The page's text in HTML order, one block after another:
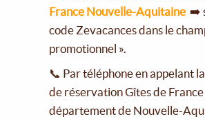
France Nouvelle-Aquitaine ➡️
code Zevacances dans le
promotionnel ».
📞 Par téléphone en appelant
de réservation Gîtes de
département de Nouvelle-